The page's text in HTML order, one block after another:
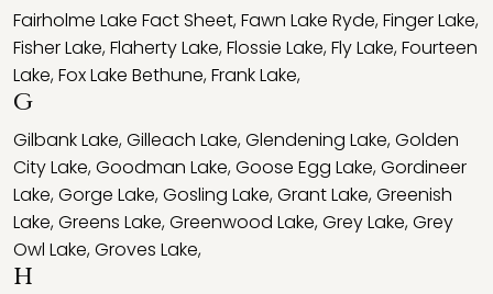
Fairholme Lake Fact Sheet,Fawn Lake Ryde,Finger Lake,
Fisher Lake,Flaherty Lake,Flossie Lake,Fly Lake,Fourteen
Lake,Fox Lake Bethune,Frank Lake,
G
Gilbank Lake,Gilleach Lake,Glendening Lake,Golden
City Lake,Goodman Lake,Goose Egg Lake,Gordineer
Lake,Gorge Lake,Gosling Lake,Grant Lake,Greenish
Lake,Greens Lake,Greenwood Lake,Grey Lake,Grey
Owl Lake,Groves Lake,
H